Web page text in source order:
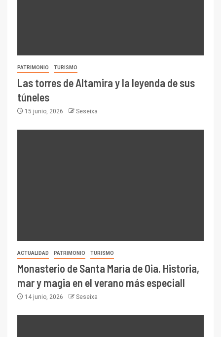
PATRIMONIO TURISMO
Las torres de Altamira y la leyenda de sus
túneles
15 junio, 2026 Seseixa
ACTUALIDAD PATRIMONIO TURISMO
Monasterio de Santa María de Oia. Historia,
mar y magia en el verano más especialI
14 junio, 2026 Seseixa